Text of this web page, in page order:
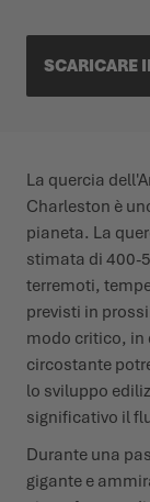
SCARICARE
La quercia
Charleston è
pianeta. La
stimata di 400-
terremoti,
previsti in
modo critico, in
circostante
lo sviluppo
significativo il
Durante una
gigante e